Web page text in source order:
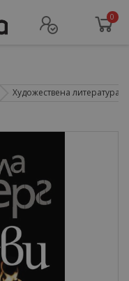
0
Художествена литература